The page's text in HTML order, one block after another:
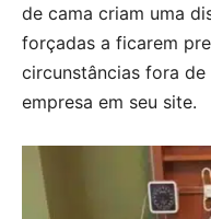
de cama criam uma
forçadas a ficarem
circunstâncias fora de
empresa em seu site.